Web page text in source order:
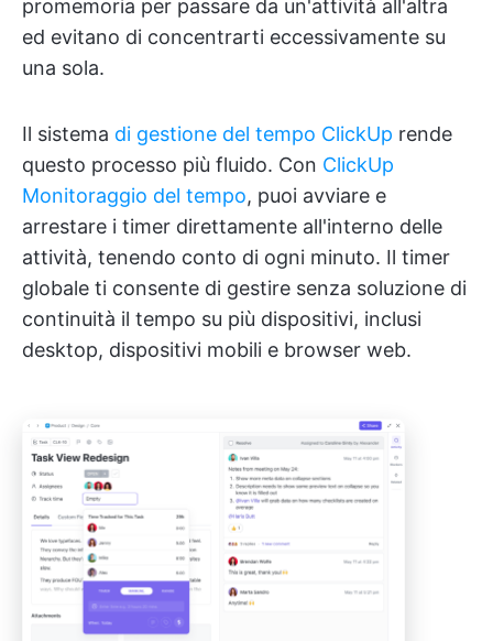
promemoria per passare da un'attività all'altra
ed evitano di concentrarti eccessivamente su
una sola.
Il sistema di gestione del tempo ClickUp rende
questo processo più fluido. Con ClickUp
Monitoraggio del tempo, puoi avviare e
arrestare i timer direttamente all'interno delle
attività, tenendo conto di ogni minuto. Il timer
globale ti consente di gestire senza soluzione di
continuità il tempo su più dispositivi, inclusi
desktop, dispositivi mobili e browser web.